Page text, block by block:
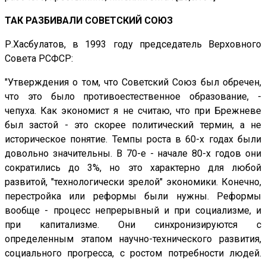
ТАК РАЗБИВАЛИ СОВЕТСКИЙ СОЮЗ
Р.Хасбулатов, в 1993 году председатель Верховного
Совета РСФСР:
"Утверждения о том, что Советский Союз был обречен,
что это было противоестественное образование, -
чепуха. Как экономист я не считаю, что при Брежневе
был застой - это скорее политический термин, а не
историческое понятие. Темпы роста в 60-х годах были
довольно значительны. В 70-е - начале 80-х годов они
сократились до 3%, но это характерно для любой
развитой, "технологически зрелой" экономики. Конечно,
перестройка или реформы были нужны. Реформы
вообще - процесс непрерывный и при социализме, и
при капитализме. Они синхронизируются с
определенным этапом научно-технического развития,
социального прогресса, с ростом потребности людей.